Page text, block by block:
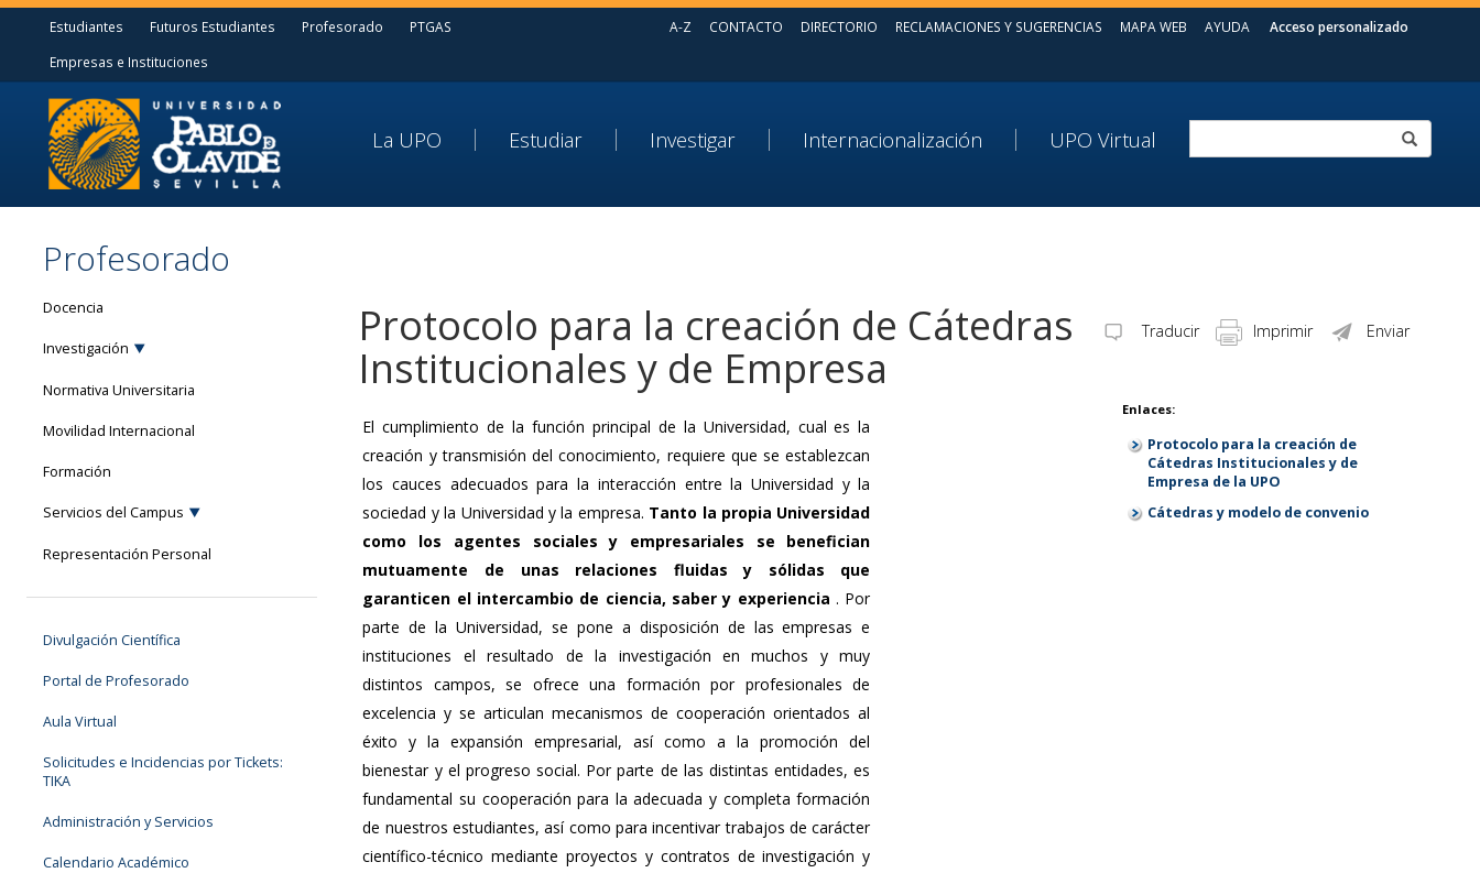
Estudiantes Futuros Estudiantes Profesorado
PTGAS
Empresas e Instituciones
Acceso personalizado
A-Z CONTACTO DIRECTORIO RECLAMACIONES Y SUGERENCIAS MAPA WEB AYUDA
La UPO Estudiar Investigar Internacionalización UPO Virtual
Profesorado
Docencia
Investigación
Normativa Universitaria
Movilidad Internacional
Formación
Servicios del Campus
Representación Personal
Divulgación Científica
Portal de Profesorado
Aula Virtual
Solicitudes e Incidencias por Tickets:
TIKA
Administración y Servicios
Calendario Académico
Enviar
Imprimir
Traducir
Protocolo para la creación de Cátedras
Institucionales y de Empresa
El cumplimiento de la función principal de la Universidad, cual es la
creación y transmisión del conocimiento, requiere que se establezcan
los cauces adecuados para la interacción entre la Universidad y la
sociedad y la Universidad y la empresa. Tanto la propia Universidad
como los agentes sociales y empresariales se benefician
mutuamente de unas relaciones fluidas y sólidas que
garanticen el intercambio de ciencia, saber y experiencia. Por
parte de la Universidad, se pone a disposición de las empresas e
instituciones el resultado de la investigación en muchos y muy
distintos campos, se ofrece una formación por profesionales de
excelencia y se articulan mecanismos de cooperación orientados al
éxito y la expansión empresarial, así como a la promoción del
bienestar y el progreso social. Por parte de las distintas entidades, es
fundamental su cooperación para la adecuada y completa formación
de nuestros estudiantes, así como para incentivar trabajos de carácter
científico-técnico mediante proyectos y contratos de investigación y
Enlaces:
Protocolo para la creación de
Cátedras Institucionales y de
Empresa de la UPO
Cátedras y modelo de convenio